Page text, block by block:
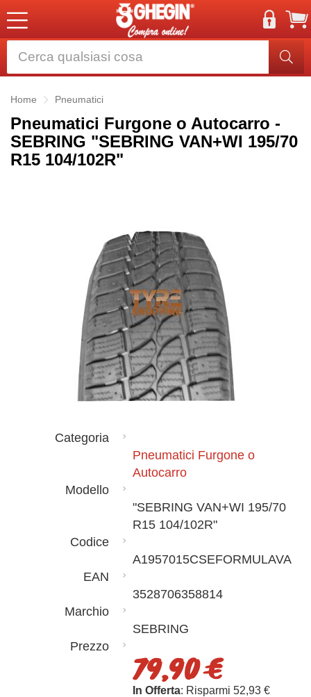
Home Pneumatici
Pneumatici Furgone o Autocarro -
SEBRING "SEBRING VAN+WI 195/70
R15 104/102R"
Categoria
Pneumatici Furgone o
Autocarro
Modello
"SEBRING VAN+WI 195/70
R15 104/102R"
Codice
A1957015CSEFORMULAVA
EAN
3528706358814
Marchio
SEBRING
Prezzo
79,90 €
In Offerta: Risparmi 52,93 €